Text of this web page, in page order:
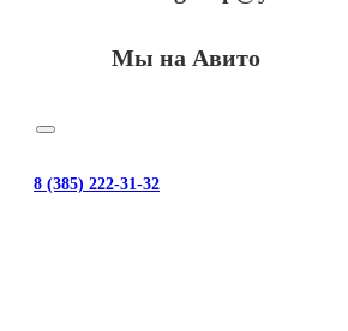
Мы на Авито
8 (385) 222-31-32